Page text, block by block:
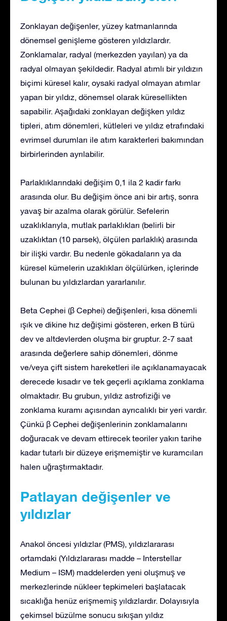
Zonklayan değişenler, yüzey katmanlarında
dönemsel genişleme gösteren yıldızlardır.
Zonklamalar, radyal (merkezden yayılan) ya da
radyal olmayan şekildedir. Radyal atımlı bir yıldızın
biçimi küresel kalır, oysaki radyal olmayan atımlar
yapan bir yıldız, dönemsel olarak küresellikten
sapabilir. Aşağıdaki zonklayan değişken yıldız
tipleri, atım dönemleri, kütleleri ve yıldız etrafındaki
evrimsel durumları ile atım karakterleri bakımından
birbirlerinden ayrılabilir.
Parlaklıklarındaki değişim 0,1 ila 2 kadir farkı
arasında olur. Bu değişim önce ani bir artış, sonra
yavaş bir azalma olarak görülür. Sefelerin
uzaklıklarıyla, mutlak parlaklıkları (belirli bir
uzaklıktan (10 parsek), ölçülen parlaklık) arasında
bir ilişki vardır. Bu nedenle gökadaların ya da
küresel kümelerin uzaklıkları ölçülürken, içlerinde
bulunan bu yıldızlardan yararlanılır.
Beta Cephei (β Cephei) değişenleri, kısa dönemli
ışık ve dikine hız değişimi gösteren, erken B türü
dev ve altdevlerden oluşma bir gruptur. 2-7 saat
arasında değerlere sahip dönemleri, dönme
ve/veya çift sistem hareketleri ile açıklanamayacak
derecede kısadır ve tek geçerli açıklama zonklama
olmaktadır. Bu grubun, yıldız astrofiziği ve
zonklama kuramı açısından ayrıcalıklı bir yeri vardır.
Çünkü β Cephei değişenlerinin zonklamalarını
doğuracak ve devam ettirecek teoriler yakın tarihe
kadar tutarlı bir düzeye erişmemiştir ve kuramcıları
halen uğraştırmaktadır.
Patlayan değişenler ve
yıldızlar
Anakol öncesi yıldızlar (PMS), yıldızlararası
ortamdaki (Yıldızlararası madde – Interstellar
Medium – ISM) maddelerden yeni oluşmuş ve
merkezlerinde nükleer tepkimeleri başlatacak
sıcaklığa henüz erişmemiş yıldızlardır. Dolayısıyla
çekimsel büzülme sonucu sıkışan yıldız